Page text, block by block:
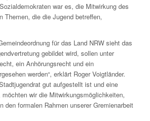
war es, die Mitwirkung des
Themen, die die Jugend betreffen,
für das Land NRW sieht das
gebildet wird, sollen unter
ein Anhörungsrecht und ein
werden“, erklärt Roger Voigtländer.
gut aufgestellt ist und eine
wir die Mitwirkungsmöglichkeiten,
den formalen Rahmen unserer Gremienarbeit